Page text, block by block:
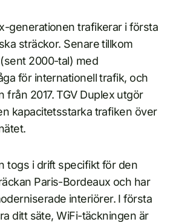
generationen trafikerar i första
sträckor. Senare tillkom
2000-tal) med
för internationell trafik, och
från 2017. TGV Duplex utgör
kapacitetsstarka trafiken över
togs i drift specifikt för den
Paris-Bordeaux och har
interiörer. I första
ditt säte, WiFi-täckningen är